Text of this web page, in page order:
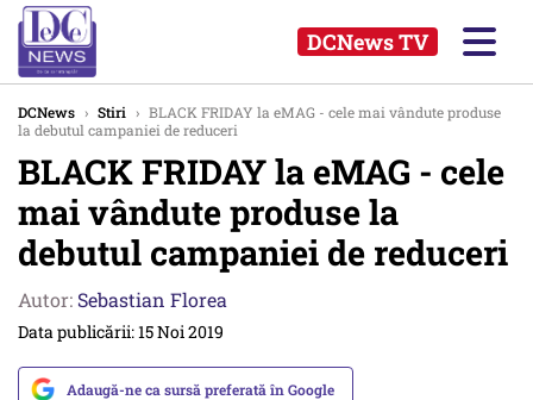
DCNews TV
DCNews › Stiri › BLACK FRIDAY la eMAG - cele mai vândute produse
la debutul campaniei de reduceri
BLACK FRIDAY la eMAG - cele
mai vândute produse la
debutul campaniei de reduceri
Autor: Sebastian Florea
Data publicării: 15 Noi 2019
Adaugă-ne ca sursă preferată în Google